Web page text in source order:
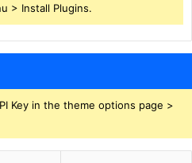
> Install Plugins.
Key in the theme options page >